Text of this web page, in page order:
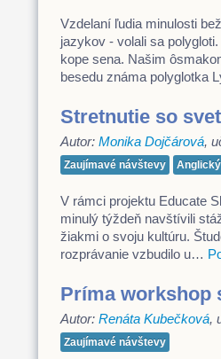
Vzdelaní ľudia minulosti
jazykov - volali sa
kope sena. Našim
besedu známa polyglotka
Stretnutie so
Autor: Monika Dojčárová,
Zaujímavé návštevy
V rámci projektu Educate
minulý týždeň navštívili
žiakmi o svoju kultúru.
rozprávanie vzbudilo u…
Príma workshop
Autor: Renáta Kubečková,
Zaujímavé návštevy